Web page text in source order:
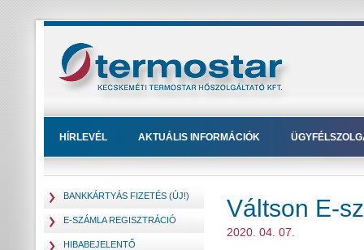
HÍRLEVÉL AKTUÁLIS INFORMÁCIÓK
BANKKÁRTYÁS FIZETÉS (ÚJ!)
E-SZÁMLA REGISZTRÁCIÓ
HIBABEJELENTŐ
Váltson E-
2020. 04. 07.